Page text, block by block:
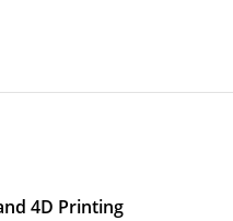
4D Printing